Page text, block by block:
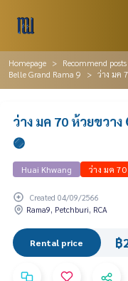
Homepage Recommend posts
Belle Grand Rama 9
ว่าง มค
ว่าง มค 70 ห้วยขวาง
🟣
Huai Khwang ว่าง มค 70
Created 04/09/2566
Rama9, Petchburi, RCA
Rental price ฿